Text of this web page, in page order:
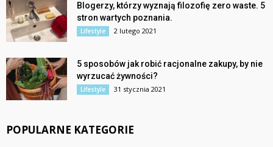
Blogerzy, którzy wyznają filozofię zero waste. 5
stron wartych poznania.
Lifestyle 2 lutego 2021
5 sposobów jak robić racjonalne zakupy, by nie
wyrzucać żywności?
Lifestyle 31 stycznia 2021
POPULARNE KATEGORIE